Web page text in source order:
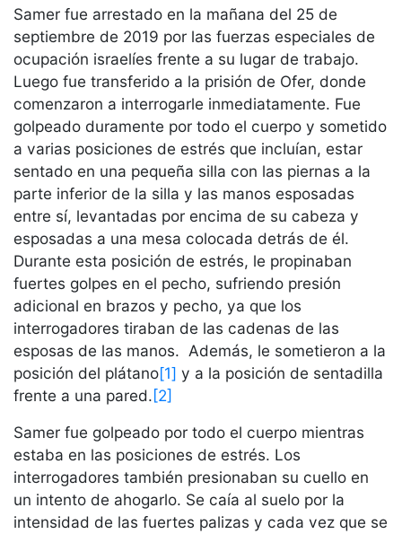
Samer fue arrestado en la mañana del 25 de
septiembre de 2019 por las fuerzas especiales de
ocupación israelíes frente a su lugar de trabajo.
Luego fue transferido a la prisión de Ofer, donde
comenzaron a interrogarle inmediatamente. Fue
golpeado duramente por todo el cuerpo y sometido
a varias posiciones de estrés que incluían, estar
sentado en una pequeña silla con las piernas a la
parte inferior de la silla y las manos esposadas
entre sí, levantadas por encima de su cabeza y
esposadas a una mesa colocada detrás de él.
Durante esta posición de estrés, le propinaban
fuertes golpes en el pecho, sufriendo presión
adicional en brazos y pecho, ya que los
interrogadores tiraban de las cadenas de las
esposas de las manos. Además, le sometieron a la
posición del plátano[1] y a la posición de sentadilla
frente a una pared.[2]
Samer fue golpeado por todo el cuerpo mientras
estaba en las posiciones de estrés. Los
interrogadores también presionaban su cuello en
un intento de ahogarlo. Se caía al suelo por la
intensidad de las fuertes palizas y cada vez que se